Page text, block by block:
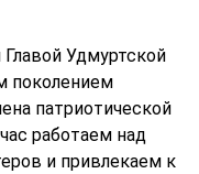
Удмуртской
поколением
патриотической
работаем над
и привлекаем к